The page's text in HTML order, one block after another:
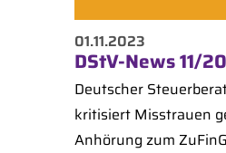
01.11.2023
DStV-News 11/
Deutscher
kritisiert Misstrauen
Anhörung zum